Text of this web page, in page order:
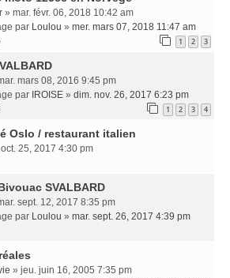
» mar. févr. 06, 2018 10:42 am
par Loulou » mer. mars 07, 2018 11:47 am
1 2 3
mars 08, 2016 9:45 pm
par IROISE » dim. nov. 26, 2017 6:23 pm
1 2 3 4
Oslo / restaurant italien
25, 2017 4:30 pm
SVALBARD
sept. 12, 2017 8:35 pm
par Loulou » mar. sept. 26, 2017 4:39 pm
» jeu. juin 16, 2005 7:35 pm